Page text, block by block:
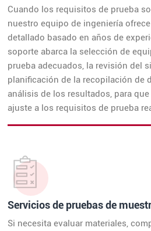
Cuando los requisitos de prueba
nuestro equipo de ingeniería
detallado basado en años de
soporte abarca la selección de
prueba adecuados, la revisión del
planificación de la recopilación de
análisis de los resultados, para
ajuste a los requisitos de prueba
Servicios de pruebas de
Si necesita evaluar materiales,